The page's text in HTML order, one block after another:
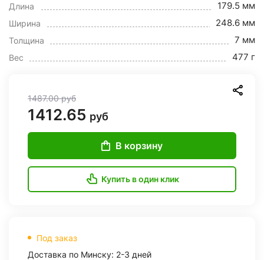
Длина 179.5 мм
Ширина 248.6 мм
Толщина 7 мм
Вес 477 г
1487.00руб
1412.65 руб
В корзину
Купить в один клик
Под заказ
Доставка по Минску: 2-3 дней